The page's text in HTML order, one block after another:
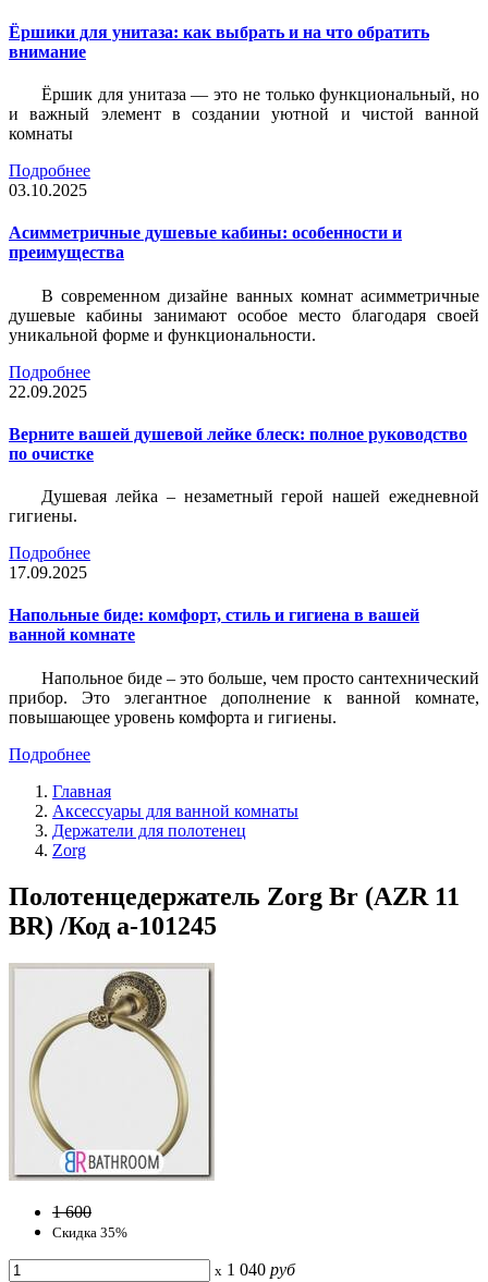
Ёршики для унитаза: как выбрать и на что обратить
внимание
Ёршик для унитаза — это не только функциональный, но
и важный элемент в создании уютной и чистой ванной
комнаты
Подробнее
03.10.2025
Асимметричные душевые кабины: особенности и
преимущества
В современном дизайне ванных комнат асимметричные
душевые кабины занимают особое место благодаря своей
уникальной форме и функциональности.
Подробнее
22.09.2025
Верните вашей душевой лейке блеск: полное руководство
по очистке
Душевая лейка – незаметный герой нашей ежедневной
гигиены.
Подробнее
17.09.2025
Напольные биде: комфорт, стиль и гигиена в вашей
ванной комнате
Напольное биде – это больше, чем просто сантехнический
прибор. Это элегантное дополнение к ванной комнате,
повышающее уровень комфорта и гигиены.
Подробнее
Главная
Аксессуары для ванной комнаты
Держатели для полотенец
Zorg
Полотенцедержатель Zorg Br (AZR 11
BR) /Код a-101245
1 600
Скидка 35%
x 1 040 руб